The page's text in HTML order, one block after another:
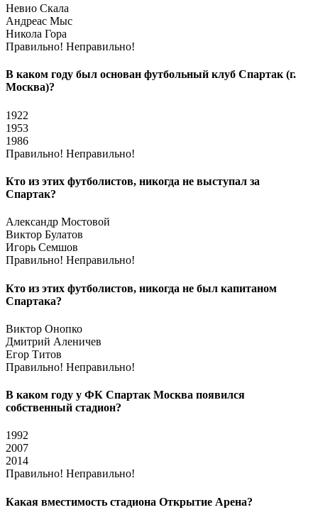
Невио Скала
Андреас Мыс
Никола Гора
Правильно! Неправильно!
В каком году был основан футбольный клуб Спартак (г.
Москва)?
1922
1953
1986
Правильно! Неправильно!
Кто из этих футболистов, никогда не выступал за
Спартак?
Александр Мостовой
Виктор Булатов
Игорь Семшов
Правильно! Неправильно!
Кто из этих футболистов, никогда не был капитаном
Спартака?
Виктор Онопко
Дмитрий Аленичев
Егор Титов
Правильно! Неправильно!
В каком году у ФК Спартак Москва появился
собственный стадион?
1992
2007
2014
Правильно! Неправильно!
Какая вместимость стадиона Открытие Арена?